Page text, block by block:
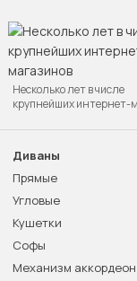
Несколько лет в числе
крупнейших интернет-
Диваны
Прямые
Угловые
Кушетки
Софы
Механизм аккордеон